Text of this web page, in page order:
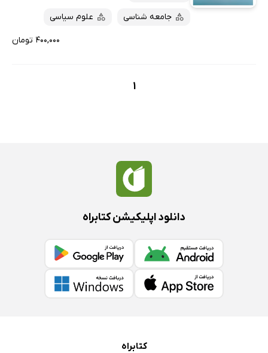
جامعه شناسی علوم سیاسی
۴۰۰,۰۰۰ تومان
1
دانلود اپلیکیشن کتابراه
کتابراه